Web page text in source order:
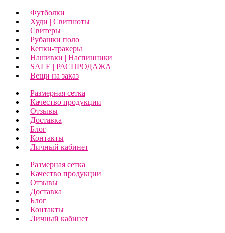
Футболки
Худи | Свитшоты
Свитеры
Рубашки поло
Кепки-тракеры
Нашивки | Наспинники
SALE | РАСПРОДАЖА
Вещи на заказ
Размерная сетка
Качество продукции
Отзывы
Доставка
Блог
Контакты
Личный кабинет
Размерная сетка
Качество продукции
Отзывы
Доставка
Блог
Контакты
Личный кабинет